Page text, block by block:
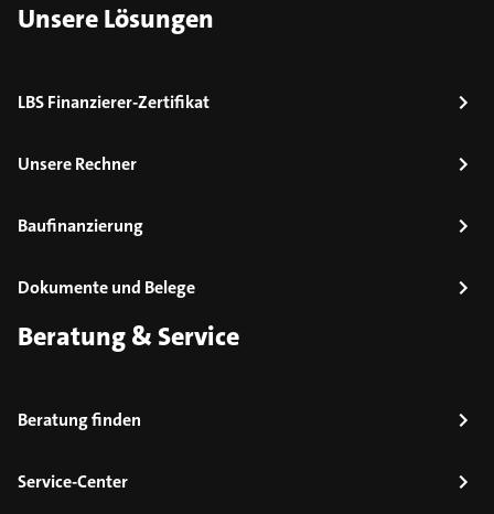
Unsere Lösungen
LBS Finanzierer-Zertifikat
Unsere Rechner
Baufinanzierung
Dokumente und Belege
Beratung & Service
Beratung finden
Service-Center